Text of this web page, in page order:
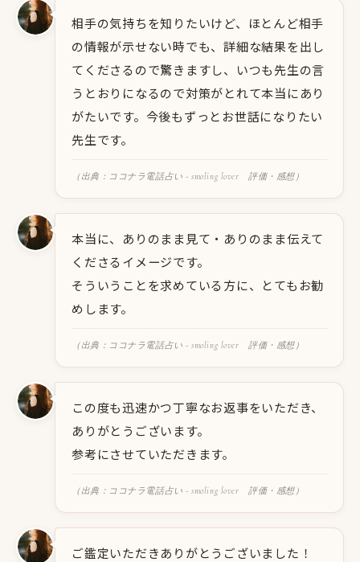
相手の気持ちを知りたいけど、ほとんど相手
の情報が示せない時でも、詳細な結果を出し
てくださるので驚きますし、いつも先生の言
うとおりになるので対策がとれて本当にあり
がたいです。今後もずっとお世話になりたい
先生です。
（出典：ココナラ電話占い - smoling lover 評価・感想）
本当に、ありのまま見て・ありのまま伝えて
くださるイメージです。
そういうことを求めている方に、とてもお勧
めします。
（出典：ココナラ電話占い - smoling lover 評価・感想）
この度も迅速かつ丁寧なお返事をいただき、
ありがとうございます。
参考にさせていただきます。
（出典：ココナラ電話占い - smoling lover 評価・感想）
ご鑑定いただきありがとうございました！